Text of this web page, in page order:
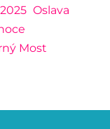
Oslava
Most